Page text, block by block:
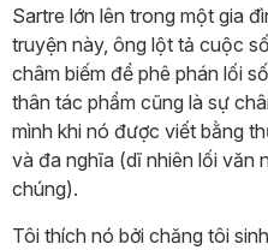
Sartre lớn lên trong một gia
truyện này, ông lột tả cuộc
châm biếm để phê phán lối
thân tác phẩm cũng là sự
mình khi nó được viết bằng
và đa nghĩa (dĩ nhiên lối văn
chúng).
Tôi thích nó bởi chăng tôi